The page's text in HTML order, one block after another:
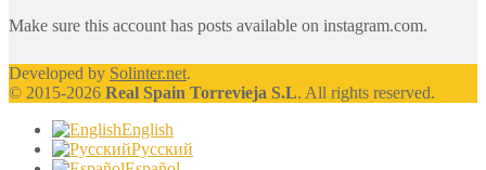
Make sure this account has posts available on instagram.com.
Developed by Solinter.net.
© 2015-2026 Real Spain Torrevieja S.L. All rights reserved.
English
Русский